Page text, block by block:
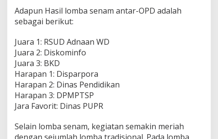
Adapun Hasil lomba senam antar-OPD adalah
sebagai berikut:
Juara 1: RSUD Adnaan WD
Juara 2: Diskominfo
Juara 3: BKD
Harapan 1: Disparpora
Harapan 2: Dinas Pendidikan
Harapan 3: DPMPTSP
Jara Favorit: Dinas PUPR
Selain lomba senam, kegiatan semakin meriah